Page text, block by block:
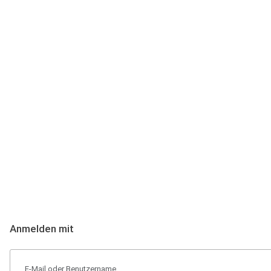
Anmelden mit